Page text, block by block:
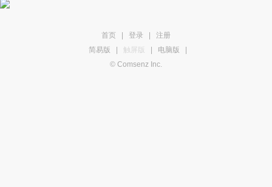
首页 登录
注册
简易版
触屏版 电脑版
© Comsenz Inc.